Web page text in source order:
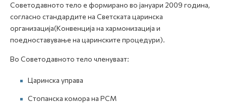
Советодавното тело е формирано во јануари 2009 година,
согласно стандардите на Светската царинска
организација(Конвенција на хармонизација и
поедноставување на царинските процедури).
Во Советодавното тело членуваат:
Царинска управa
Стопанска комора на РСМ